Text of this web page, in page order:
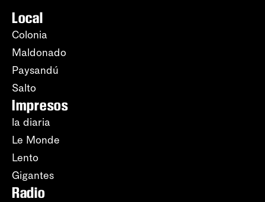
Local
Colonia
Maldonado
Paysandú
Salto
Impresos
la diaria
Le Monde
Lento
Gigantes
Radio